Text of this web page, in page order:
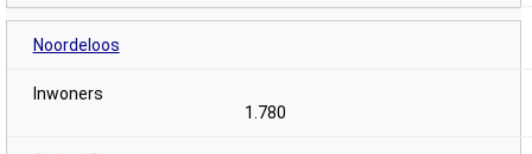
Noordeloos
1.780